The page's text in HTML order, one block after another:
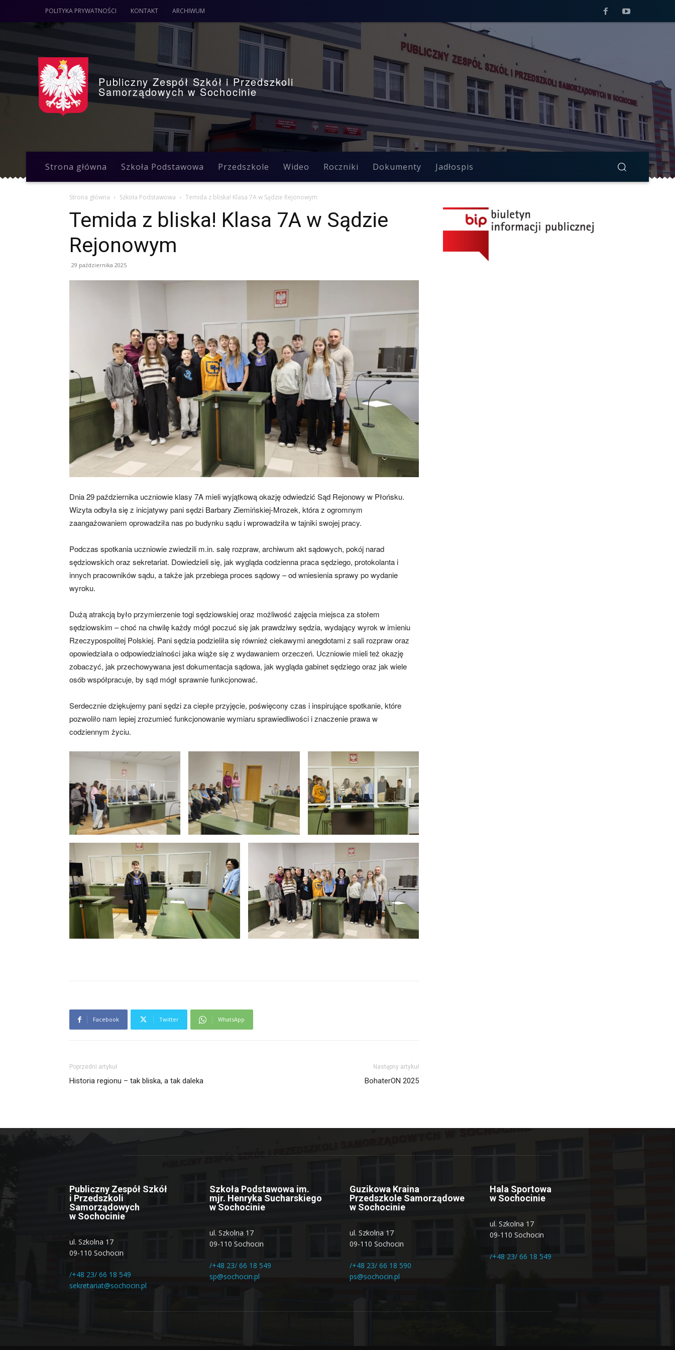
POLITYKA PRYWATNOŚCI KONTAKT ARCHIWUM
Publiczny Zespół Szkół i Przedszkoli
Samorządowych w Sochocinie
Strona główna Szkoła Podstawowa Przedszkole Wideo Roczniki Dokumenty Jadłospis
Strona główna Szkoła Podstawowa Temida z bliska! Klasa 7A w Sądzie Rejonowym
Temida z bliska! Klasa 7A w Sądzie
Rejonowym
29 października 2025
Dnia 29 października uczniowie klasy 7A mieli wyjątkową okazję odwiedzić Sąd Rejonowy w Płońsku.
Wizyta odbyła się z inicjatywy pani sędzi Barbary Ziemińskiej-Mrozek, która z ogromnym
zaangażowaniem oprowadziła nas po budynku sądu i wprowadziła w tajniki swojej pracy.
Podczas spotkania uczniowie zwiedzili m.in. salę rozpraw, archiwum akt sądowych, pokój narad
sędziowskich oraz sekretariat. Dowiedzieli się, jak wygląda codzienna praca sędziego, protokolanta i
innych pracowników sądu, a także jak przebiega proces sądowy – od wniesienia sprawy po wydanie
wyroku.
Dużą atrakcją było przymierzenie togi sędziowskiej oraz możliwość zajęcia miejsca za stołem
sędziowskim – choć na chwilę każdy mógł poczuć się jak prawdziwy sędzia, wydający wyrok w imieniu
Rzeczypospolitej Polskiej. Pani sędzia podzieliła się również ciekawymi anegdotami z sali rozpraw oraz
opowiedziała o odpowiedzialności jaka wiąże się z wydawaniem orzeczeń. Uczniowie mieli też okazję
zobaczyć, jak przechowywana jest dokumentacja sądowa, jak wygląda gabinet sędziego oraz jak wiele
osób współpracuje, by sąd mógł sprawnie funkcjonować.
Serdecznie dziękujemy pani sędzi za ciepłe przyjęcie, poświęcony czas i inspirujące spotkanie, które
pozwoliło nam lepiej zrozumieć funkcjonowanie wymiaru sprawiedliwości i znaczenie prawa w
codziennym życiu.
Facebook Twitter WhatsApp
Poprzedni artykuł
Historia regionu – tak bliska, a tak daleka
Następny artykuł
BohaterON 2025
Publiczny Zespół Szkół
i Przedszkoli
Samorządowych
w Sochocinie
ul. Szkolna 17
09-110 Sochocin
/+48 23/ 66 18 549
sekretariat@sochocin.pl
Szkoła Podstawowa im.
mjr. Henryka Sucharskiego
w Sochocinie
ul. Szkolna 17
09-110 Sochocin
/+48 23/ 66 18 549
sp@sochocin.pl
Guzikowa Kraina
Przedszkole Samorządowe
w Sochocinie
ul. Szkolna 17
09-110 Sochocin
/+48 23/ 66 18 590
ps@sochocin.pl
Hala Sportowa
w Sochocinie
ul. Szkolna 17
09-110 Sochocin
/+48 23/ 66 18 549